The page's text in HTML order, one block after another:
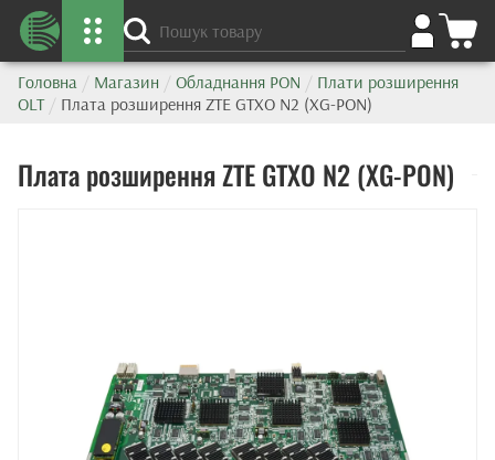
Головна / Магазин / Обладнання PON / Плати розширення
OLT / Плата розширення ZTE GTXO N2 (XG-PON)
Плата розширення ZTE GTXO N2 (XG-PON)